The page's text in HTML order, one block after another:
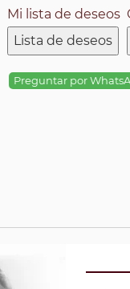
Mi lista de deseos
Lista de deseos
Preguntar por